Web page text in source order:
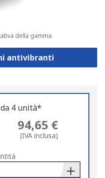
della gamma
antivibranti
4 unità*
94,65 €
(IVA inclusa)